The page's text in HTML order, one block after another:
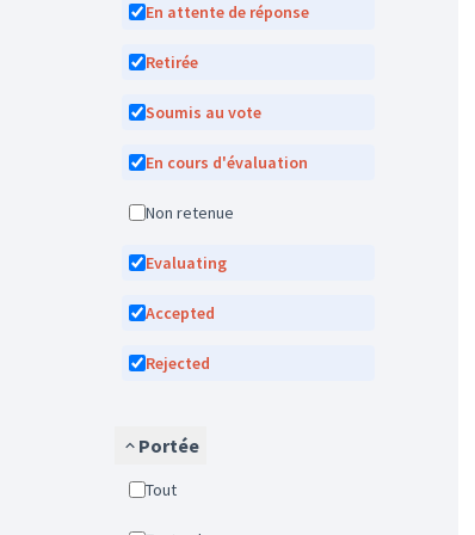
En attente de réponse
Retirée
Soumis au vote
En cours d'évaluation
Non retenue
Evaluating
Accepted
Rejected
Portée
Tout